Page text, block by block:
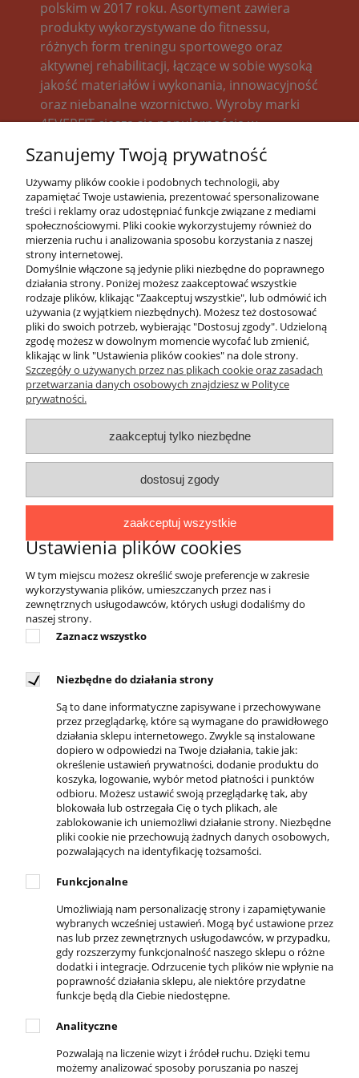
polskim w 2017 roku. Asortyment zawiera
produkty wykorzystywane do fitnessu,
różnych form treningu sportowego oraz
aktywnej rehabilitacji, łączące w sobie wysoką
jakość materiałów i wykonania, innowacyjność
oraz niebanalne wzornictwo. Wyroby marki
4EVERFIT cieszą się popularnością w
treningowych, jak również sprawdzają się w
indywidualnym użytkowaniu podczas
uprawiania sportu bądź rekonwalescencji
pourazowej. Powstały dla osób aktywnych, dla
których dobra forma fizyczna to podstawa
funkcjonowania, a troska o zdrowie stanowi
ważny element ideologii życiowej.
DOSTĘPNI KURIERZY
REGULAMINY
Zwroty i reklamacje
DLA KLIENTA
Ulubione
Formy płatności
Czas i koszty dostawy
Czas realizacji zamówienia
KONTAKT
789-269-890
503-037-606
info@4everfit.pl
Szanujemy Twoją prywatność
Używamy plików cookie i podobnych technologii, aby
zapamiętać Twoje ustawienia, prezentować spersonalizowane
treści i reklamy oraz udostępniać funkcje związane z mediami
społecznościowymi. Pliki cookie wykorzystujemy również do
mierzenia ruchu i analizowania sposobu korzystania z naszej
strony internetowej.
Domyślnie włączone są jedynie pliki niezbędne do poprawnego
działania strony. Poniżej możesz zaakceptować wszystkie
rodzaje plików, klikając "Zaakceptuj wszystkie", lub odmówić ich
używania (z wyjątkiem niezbędnych). Możesz też dostosować
pliki do swoich potrzeb, wybierając "Dostosuj zgody". Udzieloną
zgodę możesz w dowolnym momencie wycofać lub zmienić,
klikając w link "Ustawienia plików cookies" na dole strony.
Szczegóły o używanych przez nas plikach cookie oraz zasadach
przetwarzania danych osobowych znajdziesz w Polityce
prywatności.
zaakceptuj tylko niezbędne
dostosuj zgody
zaakceptuj wszystkie
Ustawienia plików cookies
W tym miejscu możesz określić swoje preferencje w zakresie
wykorzystywania plików, umieszczanych przez nas i
zewnętrznych usługodawców, których usługi dodaliśmy do
naszej strony.
Zaznacz wszystko
Niezbędne do działania strony
Są to dane informatyczne zapisywane i przechowywane
przez przeglądarkę, które są wymagane do prawidłowego
działania sklepu internetowego. Zwykle są instalowane
dopiero w odpowiedzi na Twoje działania, takie jak:
określenie ustawień prywatności, dodanie produktu do
koszyka, logowanie, wybór metod płatności i punktów
odbioru. Możesz ustawić swoją przeglądarkę tak, aby
blokowała lub ostrzegała Cię o tych plikach, ale
zablokowanie ich uniemożliwi działanie strony. Niezbędne
pliki cookie nie przechowują żadnych danych osobowych,
pozwalających na identyfikację tożsamości.
Funkcjonalne
Umożliwiają nam personalizację strony i zapamiętywanie
wybranych wcześniej ustawień. Mogą być ustawione przez
nas lub przez zewnętrznych usługodawców, w przypadku,
gdy rozszerzymy funkcjonalność naszego sklepu o różne
dodatki i integracje. Odrzucenie tych plików nie wpłynie na
poprawność działania sklepu, ale niektóre przydatne
funkcje będą dla Ciebie niedostępne.
Analityczne
Pozwalają na liczenie wizyt i źródeł ruchu. Dzięki temu
możemy analizować sposoby poruszania po naszej